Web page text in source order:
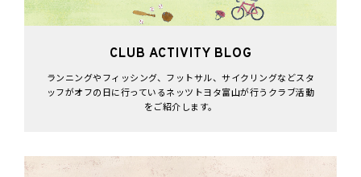
CLUB ACTIVITY BLOG
ランニングやフィッシング、フットサル、サイクリングなどスタ
ッフがオフの日に行っているネッツトヨタ富山が行うクラブ活動
をご紹介します。